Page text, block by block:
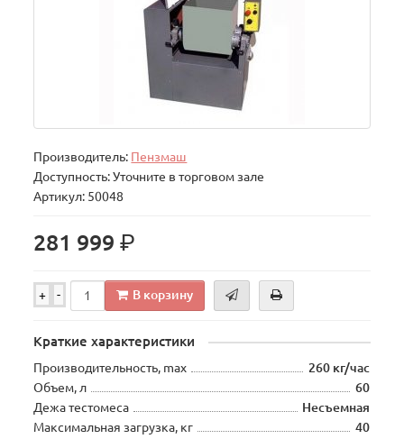
Производитель: Пензмаш
Доступность: Уточните в торговом зале
Артикул: 50048
281 999р.
+ - В корзину
Краткие характеристики
Производительность, max
260 кг/час
Объем, л
60
Дежа тестомеса
Несъемная
Максимальная загрузка, кг
40